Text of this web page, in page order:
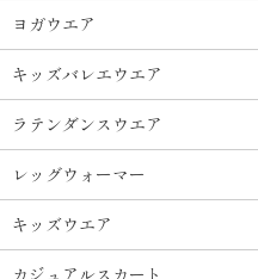
ヨガウエア
キッズバレエウエア
ラテンダンスウエア
レッグウォーマー
キッズウエア